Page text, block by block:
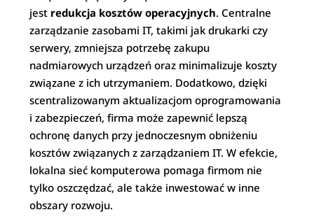
jest redukcja kosztów operacyjnych. Centralne
zarządzanie zasobami IT, takimi jak drukarki czy
serwery, zmniejsza potrzebę zakupu
nadmiarowych urządzeń oraz minimalizuje koszty
związane z ich utrzymaniem. Dodatkowo, dzięki
scentralizowanym aktualizacjom oprogramowania
i zabezpieczeń, firma może zapewnić lepszą
ochronę danych przy jednoczesnym obniżeniu
kosztów związanych z zarządzaniem IT. W efekcie,
lokalna sieć komputerowa pomaga firmom nie
tylko oszczędzać, ale także inwestować w inne
obszary rozwoju.